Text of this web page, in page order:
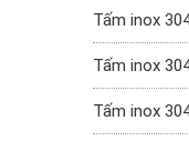
Tấm inox
Tấm inox
Tấm inox